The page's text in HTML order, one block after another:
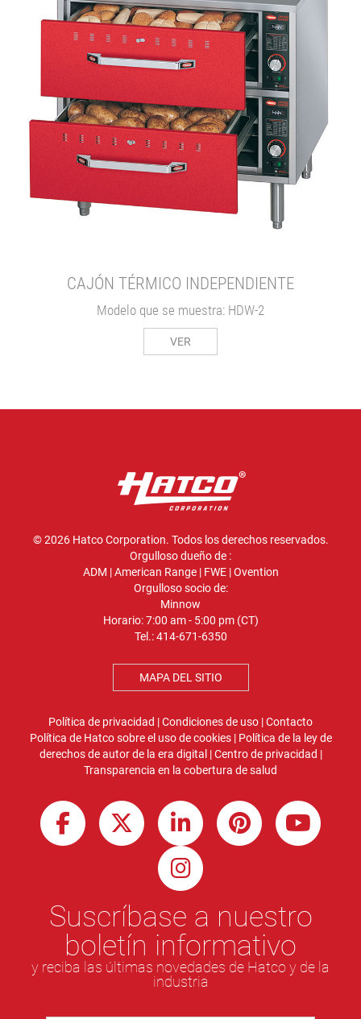
CAJÓN TÉRMICO INDEPENDIENTE
Modelo que se muestra: HDW-2
VER
© 2026 Hatco Corporation. Todos los derechos reservados.
Orgulloso dueño de :
ADM |American Range| FWE|Ovention
Orgulloso socio de:
Minnow
Horario: 7:00 am - 5:00 pm (CT)
Tel.:414-671-6350
MAPA DEL SITIO
Política de privacidad |Condiciones de uso |Contacto
Política de Hatco sobre el uso de cookies| Política de la ley de
derechos de autor de la era digital |Centro de privacidad |
Transparencia en la cobertura de salud
Suscríbase a nuestro
boletín informativo
y reciba las últimas novedades de Hatco y de la
industria